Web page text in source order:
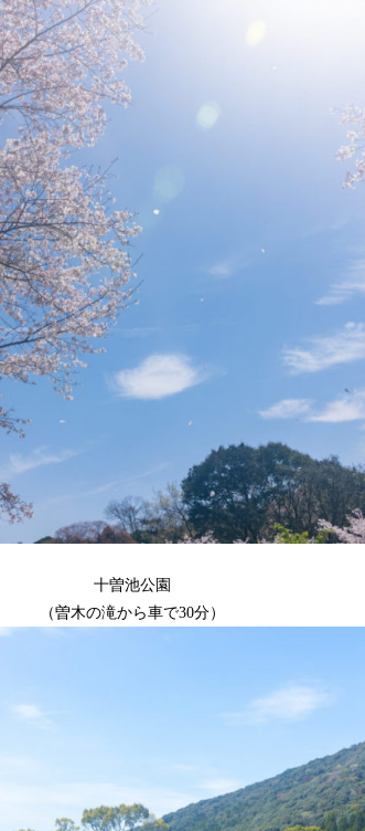
十曽池公園
（曽木の滝から車で30分）